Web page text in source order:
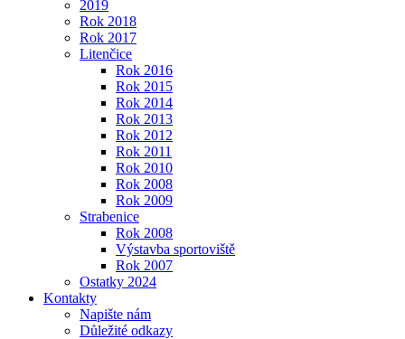
2019
Rok 2018
Rok 2017
Litenčice
Rok 2016
Rok 2015
Rok 2014
Rok 2013
Rok 2012
Rok 2011
Rok 2010
Rok 2008
Rok 2009
Strabenice
Rok 2008
Výstavba sportoviště
Rok 2007
Ostatky 2024
Kontakty
Napište nám
Důležité odkazy